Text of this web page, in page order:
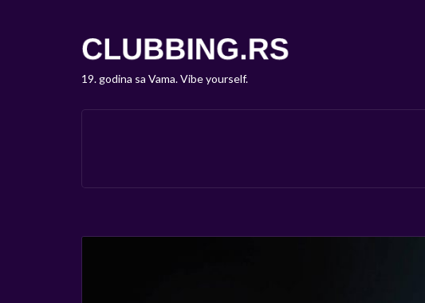
19. godina sa Vama. Vibe yourself.